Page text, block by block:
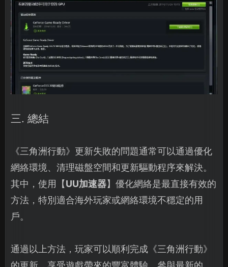
三. 總結
《三角洲行動》更新失敗的問題通常可以通過優化
網絡環境、清理磁盤空間和更新驅動程序來解決。
其中，使用【UU加速器】優化網絡是最直接有效的
方法，特別適合海外玩家或網絡環境不穩定的用
戶。
通過以上方法，玩家可以順利完成《三角洲行動》